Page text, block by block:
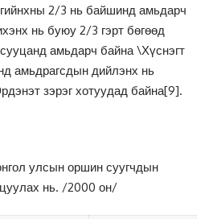
2/3 нь байшинд амьдарч
нь буюу 2/3 гэрт бөгөөд
амьдарч байна \Хүснэгт
амьдрагсдын дийлэнх нь
зэрэг хотуудад байна[9].
улсын оршин суугчдын
нь. /2000 он/